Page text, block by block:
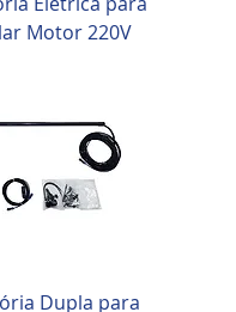
Motor 220V
Dupla para